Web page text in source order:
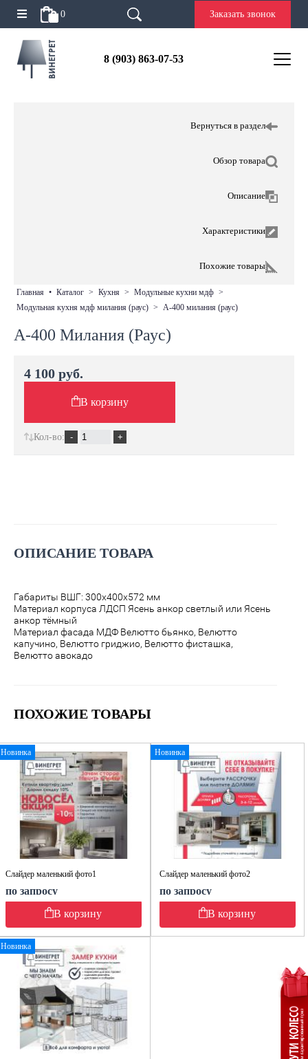
0 Заказать звонок
8 (903) 863-07-53
Вернуться в раздел
Обзор товара
Описание
Характеристики
Похожие товары
главная • каталог > кухня > модульные кухни мдф >
модульная кухня мдф милания (раус) > а-400 милания (раус)
А-400 Милания (Раус)
ОПИСАНИЕ ТОВАРА
Габариты ВШГ: 300х400х572 мм
Материал корпуса ЛДСП Ясень анкор светлый или Ясень
анкор тёмный
Материал фасада МДФ Велютто бьянко, Велютто
капучино, Велютто гриджио, Велютто фисташка,
Велютто авокадо
ПОХОЖИЕ ТОВАРЫ
Новинка
Слайдер маленький фото1
по запросу
В корзину
Новинка
Слайдер маленький фото2
по запросу
В корзину
Новинка
4 100 руб.
В корзину
Кол-во: